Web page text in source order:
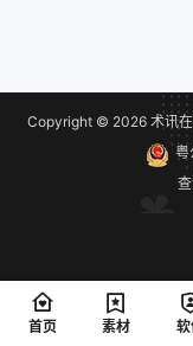
文件夹里面的driver.xml
C:\Program Files\A…
Copyright © 2026术讯
首页 素材